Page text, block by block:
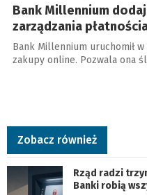
Bank Millennium
zarządzania
Bank Millennium uruchomił
zakupy online. Pozwala ona
Zobacz również
Rząd radzi
Banki robią